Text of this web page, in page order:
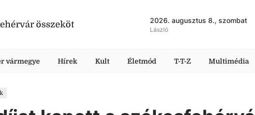
összeköt 2026. augusztus 8., szombat
László
vármegye Hírek Kult Életmód T-T-Z Multimédia